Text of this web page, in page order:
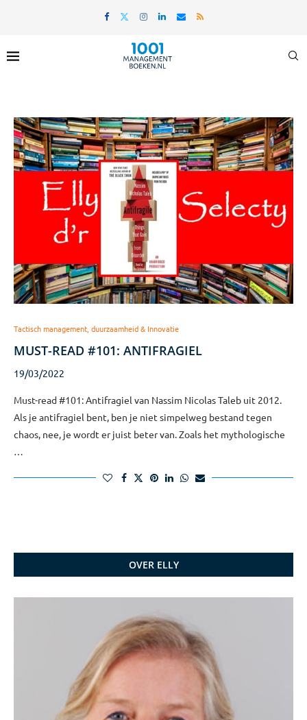
Tactisch management, duurzaamheid & Innovatie
MUST-READ #101: ANTIFRAGIEL
19/03/2022
Must-read #101: Antifragiel van Nassim Nicolas Taleb uit 2012.
Als je antifragiel bent, ben je niet simpelweg bestand tegen
chaos, nee, je wordt er juist beter van. Zoals het mythologische
…
OVER ELLY